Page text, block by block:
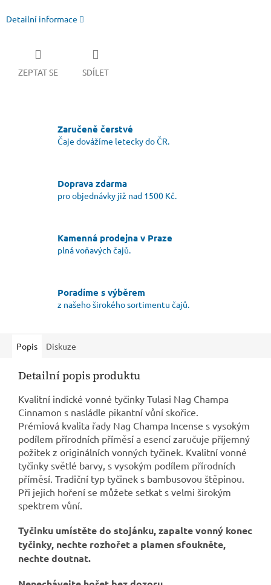
Detailní informace
ZEPTAT SE SDÍLET
Zaručeně čerstvé
Čaje dovážíme letecky do ČR.
Doprava zdarma
pro objednávky již nad 1500 Kč.
Kamenná prodejna v Praze
plná voňavých čajů.
Poradíme s výběrem
z našeho širokého sortimentu čajů.
Popis Diskuze
Detailní popis produktu
Kvalitní indické vonné tyčinky Tulasi Nag Champa
Cinnamon s nasládle pikantní vůní skořice.
Prémiová kvalita řady Nag Champa Incense s vysokým
podílem přírodních příměsí a esencí zaručuje příjemný
požitek z originálních vonných tyčinek. Kvalitní vonné
tyčinky světlé barvy, s vysokým podílem přírodních
příměsí. Tradiční typ tyčinek s bambusovou štěpinou.
Při jejich hoření se můžete setkat s velmi širokým
spektrem vůní.
Tyčinku umístěte do stojánku, zapalte vonný konec
tyčinky, nechte rozhořet a plamen sfoukněte,
nechte doutnat.